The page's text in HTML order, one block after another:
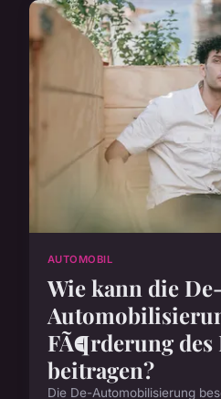
AUTOMOBIL
Wie kann die De-
FÃ¶rderung des
beitragen?
Die De-Automobilisierung